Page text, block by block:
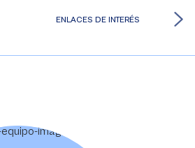
ENLACES DE INTERÉS